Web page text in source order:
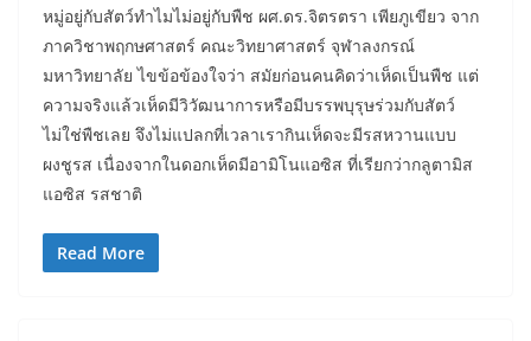
หมู่อยู่กับสัตว์ทำไมไม่อยู่กับพืช ผศ.ดร.จิตรตรา เพียภูเขียว จาก
ภาควิชาพฤกษศาสตร์ คณะวิทยาศาสตร์ จุฬาลงกรณ์
มหาวิทยาลัย ไขข้อข้องใจว่า สมัยก่อนคนคิดว่าเห็ดเป็นพืช แต่
ความจริงแล้วเห็ดมีวิวัฒนาการหรือมีบรรพบุรุษร่วมกับสัตว์
ไม่ใช่พืชเลย จึงไม่แปลกที่เวลาเรากินเห็ดจะมีรสหวานแบบ
ผงชูรส เนื่องจากในดอกเห็ดมีอามิโนแอซิส ที่เรียกว่ากลูตามิส
แอซิส รสชาติ
Read More